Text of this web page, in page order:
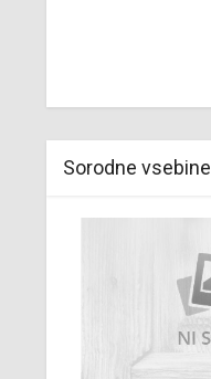
Sorodne vsebine